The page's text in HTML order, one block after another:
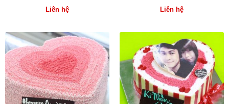
Liên hệ
Liên hệ